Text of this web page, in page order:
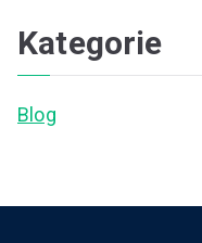
Kategorie
Blog